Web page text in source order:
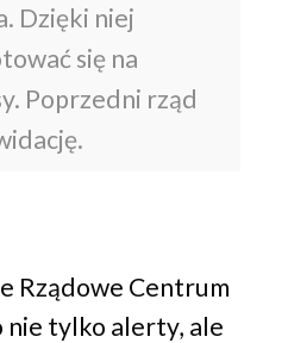
Dzięki niej
się na
Poprzedni rząd
Rządowe Centrum
nie tylko alerty, ale